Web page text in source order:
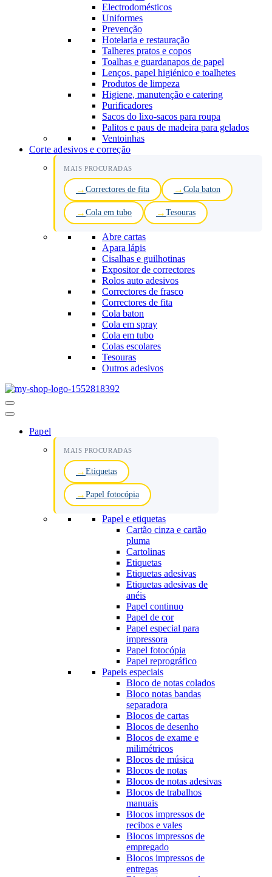
Electrodomésticos
Uniformes
Prevenção
Hotelaria e restauração
Talheres pratos e copos
Toalhas e guardanapos de papel
Lenços, papel higiénico e toalhetes
Produtos de limpeza
Higiene, manutenção e catering
Purificadores
Sacos do lixo-sacos para roupa
Palitos e paus de madeira para gelados
Ventoinhas
Corte adesivos e correção
MAIS PROCURADAS
Correctores de fita Cola baton
Cola em tubo Tesouras
Abre cartas
Apara lápis
Cisalhas e guilhotinas
Expositor de correctores
Rolos auto adesivos
Correctores de frasco
Correctores de fita
Cola baton
Cola em spray
Cola em tubo
Colas escolares
Tesouras
Outros adesivos
Menu
de
Papel
MAIS PROCURADAS
Etiquetas
Papel fotocópia
Papel e etiquetas
Cartão cinza e cartão
pluma
Cartolinas
Etiquetas
Etiquetas adesivas
Etiquetas adesivas de
anéis
Papel continuo
Papel de cor
Papel especial para
impressora
Papel fotocópia
Papel reprográfico
Papeis especiais
Bloco de notas colados
Bloco notas bandas
separadora
Blocos de cartas
Blocos de desenho
Blocos de exame e
milimétricos
Blocos de música
Blocos de notas
Blocos de notas adesivas
Blocos de trabalhos
manuais
Blocos impressos de
recibos e vales
Blocos impressos de
empregado
Blocos impressos de
entregas